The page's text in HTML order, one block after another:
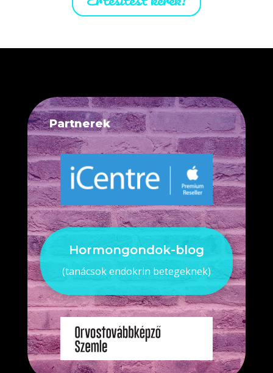
Partnerek
Hormongondok-blog
(tanácsok endokrin betegeknek)